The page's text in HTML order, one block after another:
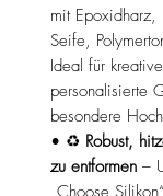
mit
Seife,
Ideal für
personalisierte
besondere
• ♻️ Robust,
zu entformen –
„Choose